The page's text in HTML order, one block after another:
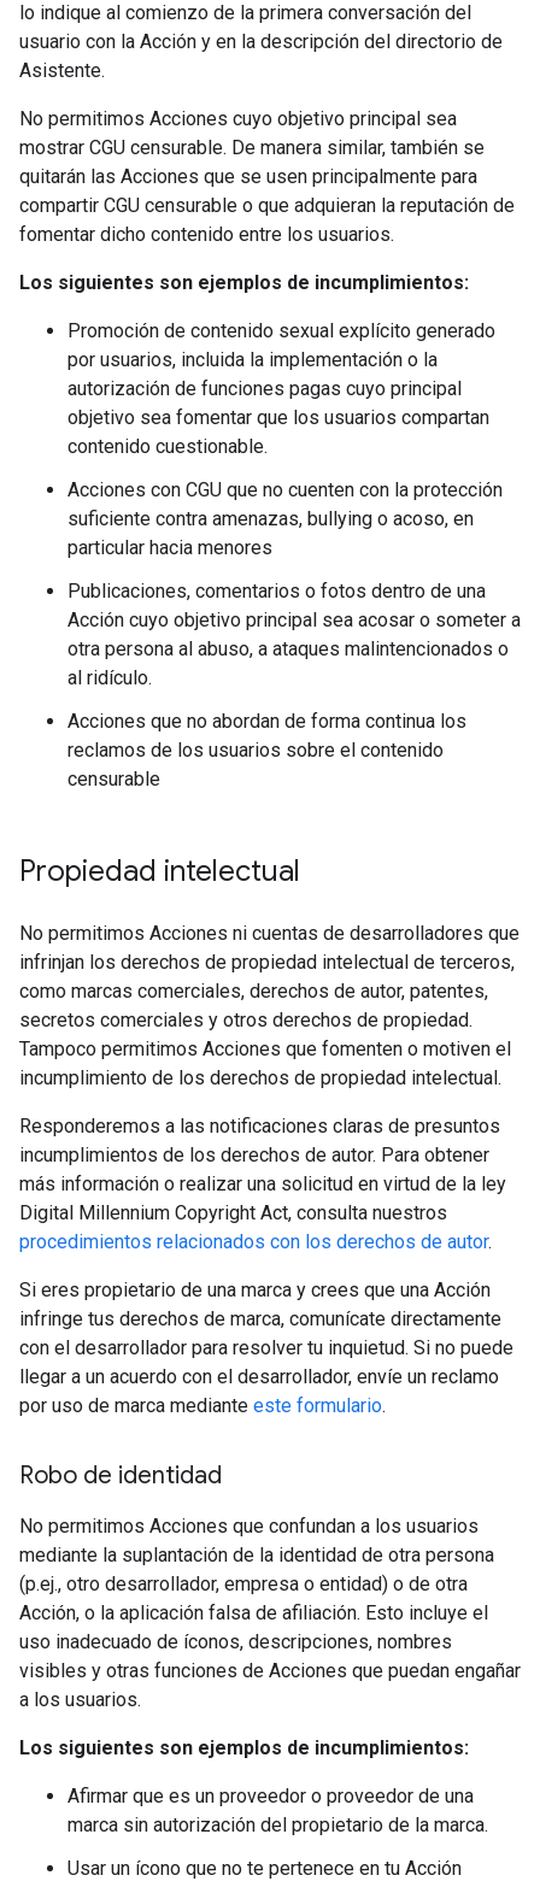
lo indique al comienzo de la primera conversación del
usuario con la Acción y en la descripción del directorio de
Asistente.
No permitimos Acciones cuyo objetivo principal sea
mostrar CGU censurable. De manera similar, también se
quitarán las Acciones que se usen principalmente para
compartir CGU censurable o que adquieran la reputación de
fomentar dicho contenido entre los usuarios.
Los siguientes son ejemplos de incumplimientos:
Promoción de contenido sexual explícito generado
por usuarios, incluida la implementación o la
autorización de funciones pagas cuyo principal
objetivo sea fomentar que los usuarios compartan
contenido cuestionable.
Acciones con CGU que no cuenten con la protección
suficiente contra amenazas, bullying o acoso, en
particular hacia menores
Publicaciones, comentarios o fotos dentro de una
Acción cuyo objetivo principal sea acosar o someter a
otra persona al abuso, a ataques malintencionados o
al ridículo.
Acciones que no abordan de forma continua los
reclamos de los usuarios sobre el contenido
censurable
Propiedad intelectual
No permitimos Acciones ni cuentas de desarrolladores que
infrinjan los derechos de propiedad intelectual de terceros,
como marcas comerciales, derechos de autor, patentes,
secretos comerciales y otros derechos de propiedad.
Tampoco permitimos Acciones que fomenten o motiven el
incumplimiento de los derechos de propiedad intelectual.
Responderemos a las notificaciones claras de presuntos
incumplimientos de los derechos de autor. Para obtener
más información o realizar una solicitud en virtud de la ley
Digital Millennium Copyright Act, consulta nuestros
procedimientos relacionados con los derechos de autor.
Si eres propietario de una marca y crees que una Acción
infringe tus derechos de marca, comunícate directamente
con el desarrollador para resolver tu inquietud. Si no puede
llegar a un acuerdo con el desarrollador, envíe un reclamo
por uso de marca mediante este formulario.
Robo de identidad
No permitimos Acciones que confundan a los usuarios
mediante la suplantación de la identidad de otra persona
(p.ej., otro desarrollador, empresa o entidad) o de otra
Acción, o la aplicación falsa de afiliación. Esto incluye el
uso inadecuado de íconos, descripciones, nombres
visibles y otras funciones de Acciones que puedan engañar
a los usuarios.
Los siguientes son ejemplos de incumplimientos:
Afirmar que es un proveedor o proveedor de una
marca sin autorización del propietario de la marca.
Usar un ícono que no te pertenece en tu Acción